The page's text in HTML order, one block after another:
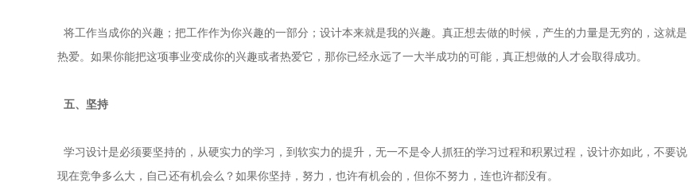
将工作当成你的兴趣；把工作作为你兴趣的一部分；设计本来就是我的兴趣。真正想去做的时候，产生的力量是无穷的，这就是
热爱。如果你能把这项事业变成你的兴趣或者热爱它，那你已经永远了一大半成功的可能，真正想做的人才会取得成功。
五、坚持
学习设计是必须要坚持的，从硬实力的学习，到软实力的提升，无一不是令人抓狂的学习过程和积累过程，设计亦如此，不要说
现在竞争多么大，自己还有机会么？如果你坚持，努力，也许有机会的，但你不努力，连也许都没有。